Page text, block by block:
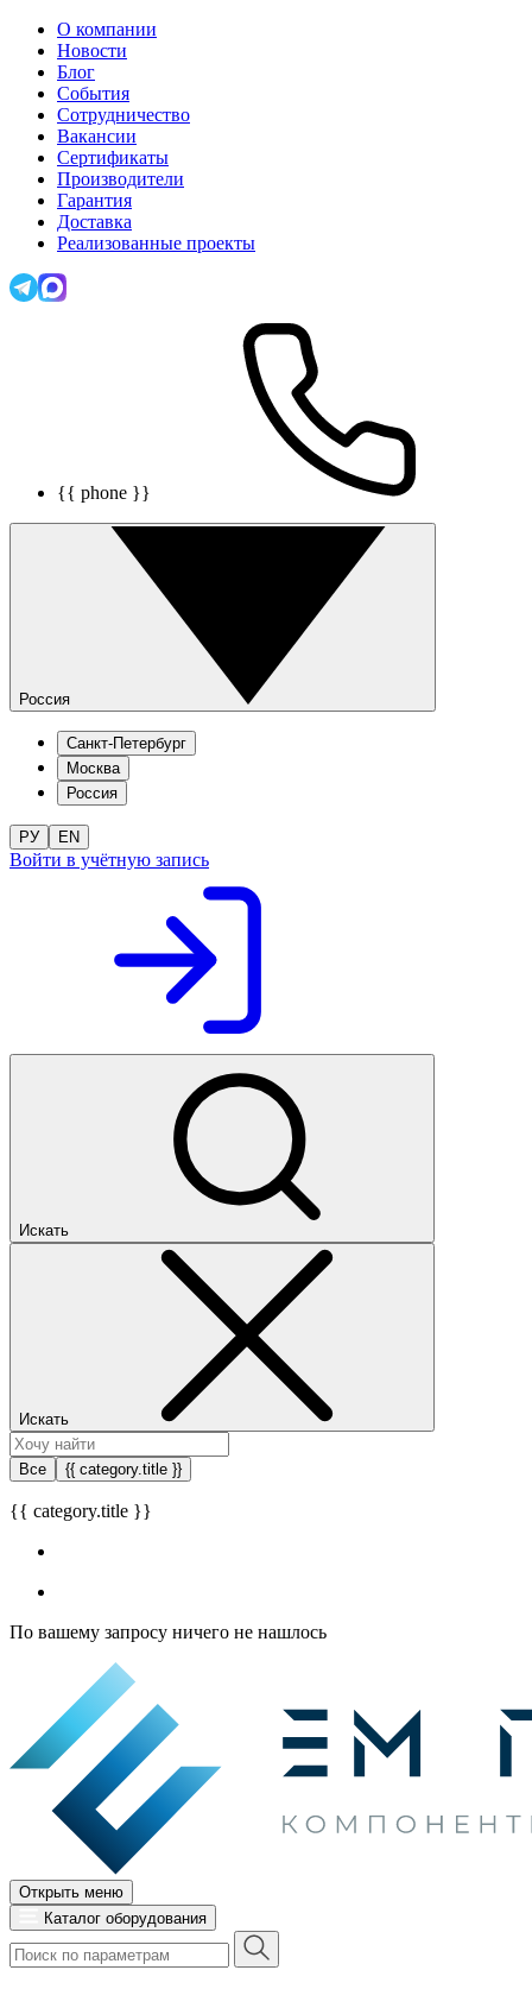
О компании
Новости
Блог
События
Сотрудничество
Вакансии
Сертификаты
Производители
Гарантия
Доставка
Реализованные проекты
{{ phone }}
Россия
Санкт-Петербург
Москва
Россия
РУ EN
Войти в учётную запись
Искать
Искать
Все {{ category.title }}
{{ category.title }}
По вашему запросу ничего не нашлось
Открыть меню
Каталог оборудования